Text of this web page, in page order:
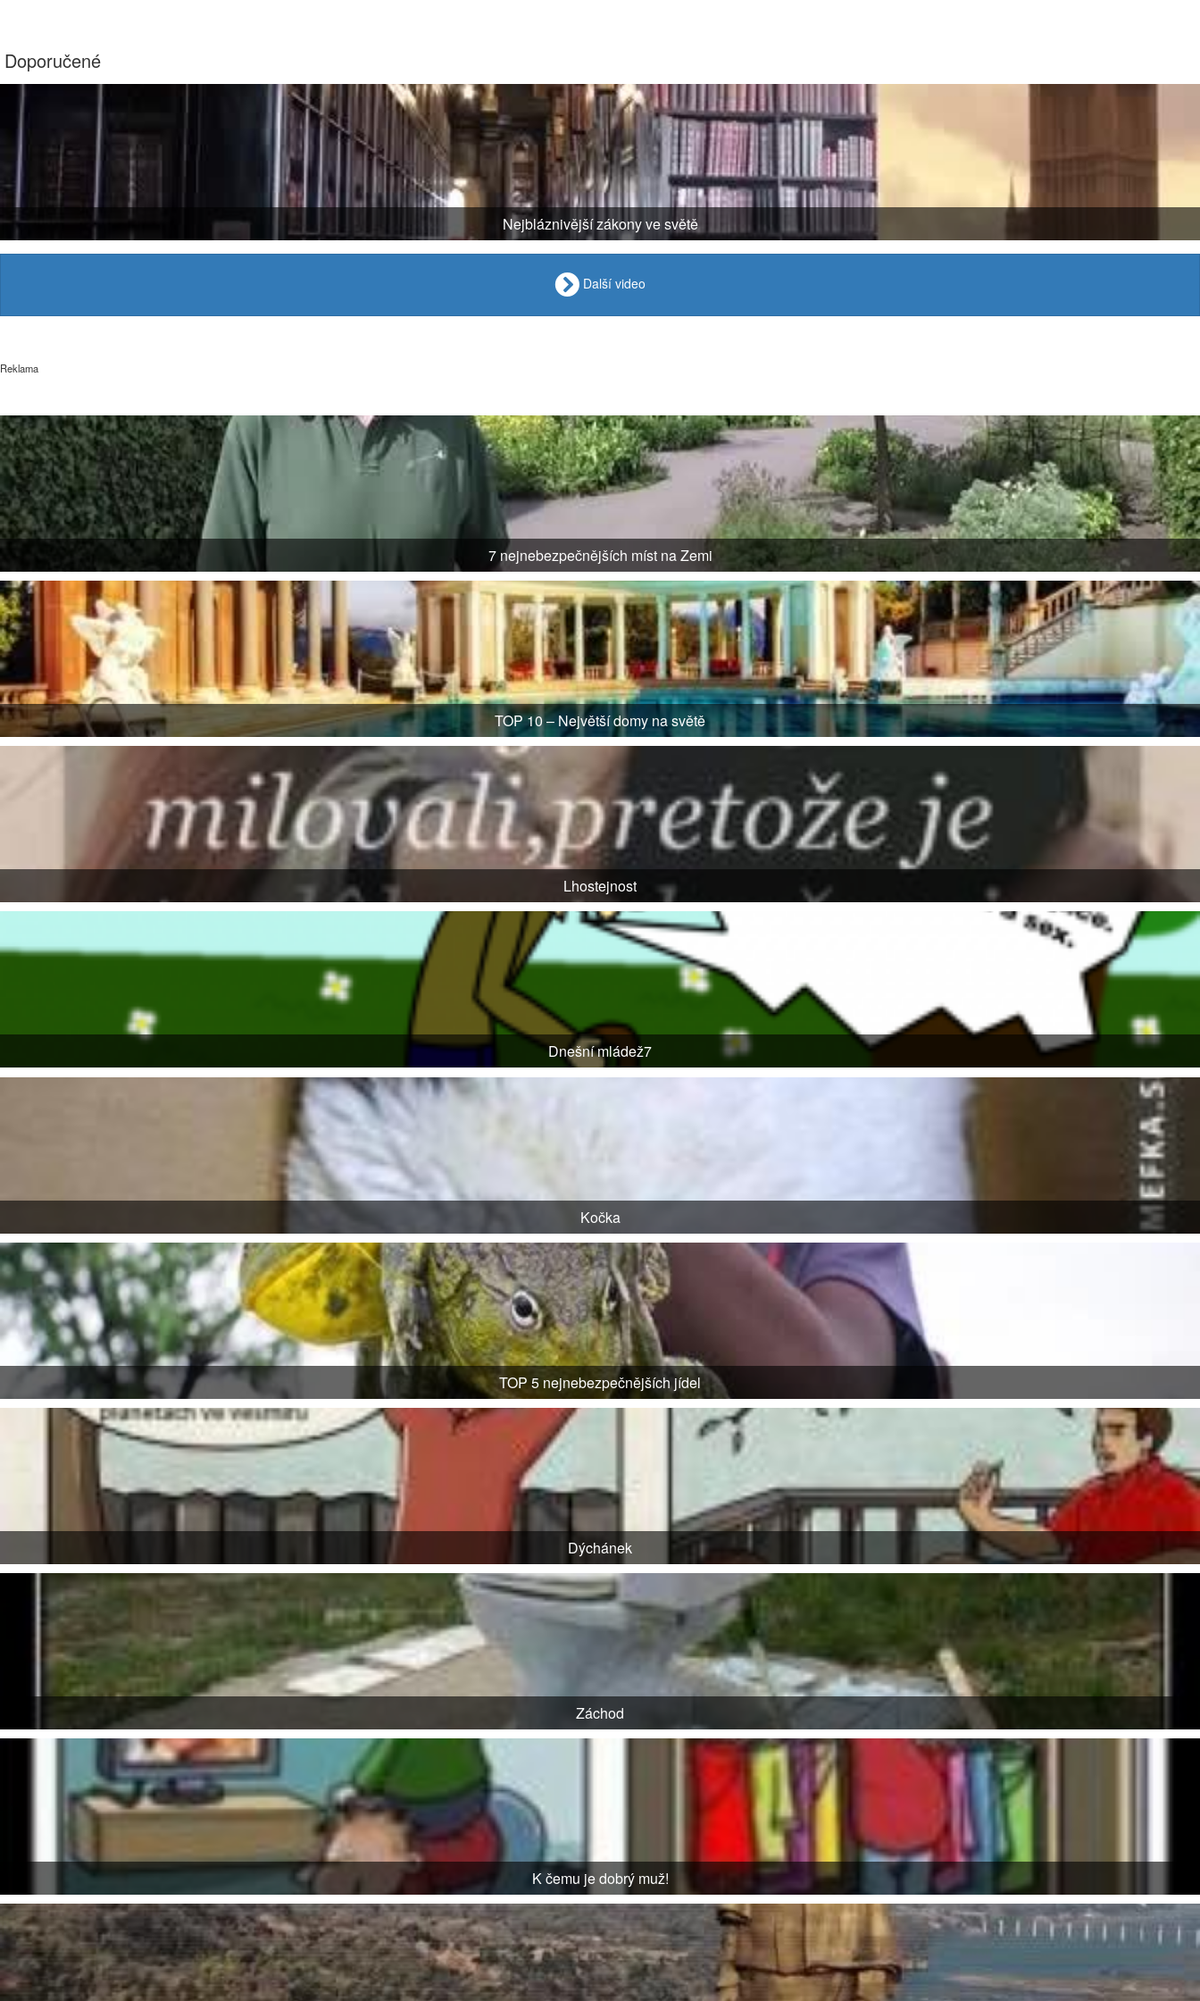
Doporučené
Nejbláznivější zákony ve světě
Další video
Reklama
7 nejnebezpečnějších míst na Zemi
TOP 10 – Největší domy na světě
Lhostejnost
Dnešní mládež7
Kočka
TOP 5 nejnebezpečnějších jídel
Dýchánek
Záchod
K čemu je dobrý muž!